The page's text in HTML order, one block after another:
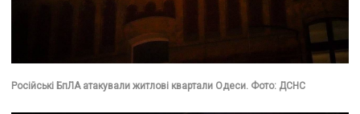
Російські БпЛА атакували житлові квартали Одеси. Фото: ДСНС